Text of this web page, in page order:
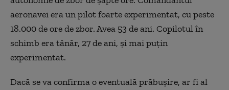
aeronavei era un pilot foarte experimentat, cu peste
18.000 de ore de zbor. Avea 53 de ani. Copilotul în
schimb era tânăr, 27 de ani, și mai puțin
experimentat.
Dacă se va confirma o eventuală prăbușire, ar fi al